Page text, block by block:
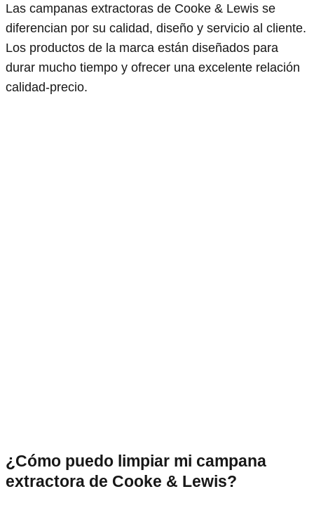
Las campanas extractoras de Cooke & Lewis se
diferencian por su calidad, diseño y servicio al cliente.
Los productos de la marca están diseñados para
durar mucho tiempo y ofrecer una excelente relación
calidad-precio.
¿Cómo puedo limpiar mi campana
extractora de Cooke & Lewis?